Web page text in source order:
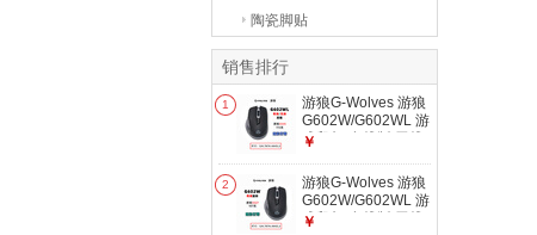
陶瓷脚贴
销售排行
1
游狼G-Wolves 游狼
G602W/G602WL 游
戏鼠标 有线版/无线
模 原相3335 侧面亚
光磨砂
￥
2
游狼G-Wolves 游狼
G602W/G602WL 游
戏鼠标 有线版/无线
￥